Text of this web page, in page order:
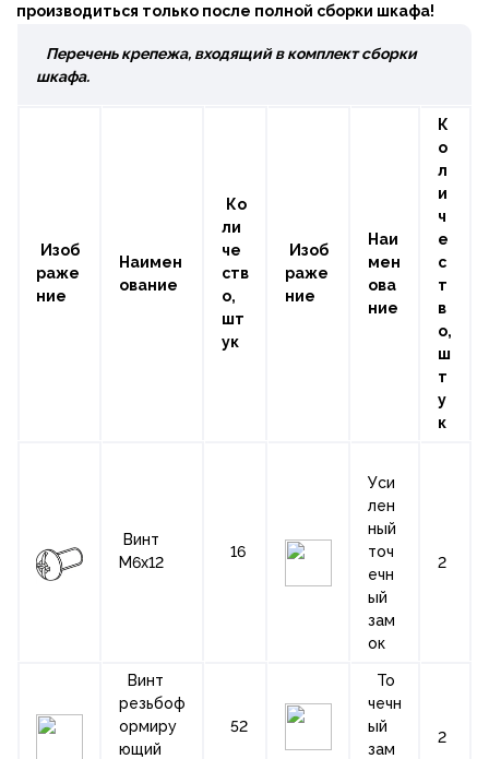
производиться только после полной сборки шкафа!
Перечень крепежа, входящий в комплект сборки
шкафа.
Изоб
раже
ние
Наимен
ование
Ко
ли
че
ств
о,
шт
ук
Изоб
раже
ние
Наи
мен
ова
ние
К
о
л
и
ч
е
с
т
в
о,
ш
т
у
к
Винт
М6х12
16
Уси
лен
ный
точ
ечн
ый
зам
ок
2
Винт
резьбоф
ормиру
ющий
52
То
чечн
ый
зам
2